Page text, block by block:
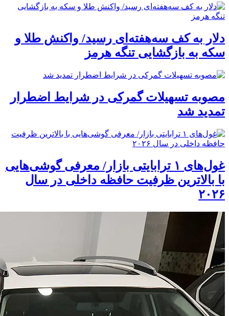
دلار به کف سه‌هفته‌ای رسید/ واکنش طلا و
سکه به بازگشایی تنگه هرمز
مصوبه تسهیلات گمرکی در شرایط اضطرار
تمدید شد
غول‌های ۱ ترابایتی بازار/ معرفی گوشی‌هایی
با بالاترین ظرفیت حافظه داخلی در سال
۲۰۲۶